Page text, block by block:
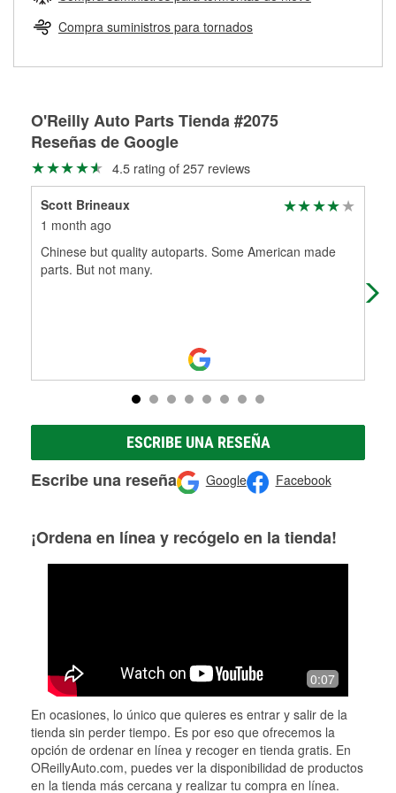
Herramientas de O'Reilly
pueden ser reutilizados, podemos ayudarte a encontrar las
partes de reemplazo correctas para tu reparación.
Rectificación de tambores y discos de freno
Compra suministros para tornados
O'Reilly Auto Parts Tienda #2075
Reseñas de Google
4.5 rating of 257 reviews
Scott Brineaux
1 month ago
Chinese but quality autoparts. Some American made
parts. But not many.
ESCRIBE UNA RESEÑA
Escribe una reseña Google Facebook
¡Ordena en línea y recógelo en la tienda!
0:07
En ocasiones, lo único que quieres es entrar y salir de la
tienda sin perder tiempo. Es por eso que ofrecemos la
opción de ordenar en línea y recoger en tienda gratis. En
OReillyAuto.com, puedes ver la disponibilidad de productos
en la tienda más cercana y realizar tu compra en línea.